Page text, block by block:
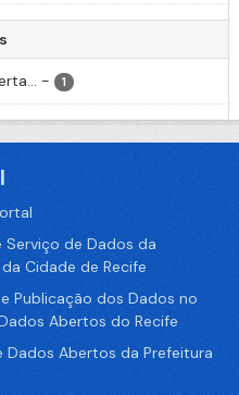
- 1
Serviço de Dados da
Cidade de Recife
Publicação dos Dados no
Abertos do Recife
Dados Abertos da Prefeitura